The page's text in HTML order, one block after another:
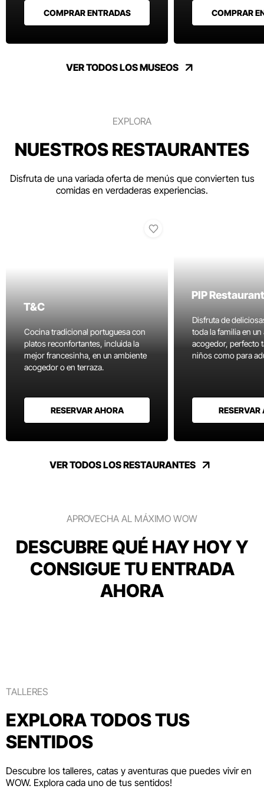
COMPRAR ENTRADAS COMPRAR
VER TODOS LOS MUSEOS
EXPLORA
NUESTROS RESTAURANTES
Disfruta de una variada oferta de menús que convierten tus
comidas en verdaderas experiencias.
T&C
Cocina tradicional portuguesa con
platos reconfortantes, incluida la
mejor francesinha, en un ambiente
acogedor o en terraza.
RESERVAR AHORA
PIP Restaurant
Disfruta de
toda la familia en
acogedor, perfecto
niños como para
RESERVAR
VER TODOS LOS RESTAURANTES
APROVECHA AL MÁXIMO WOW
DESCUBRE QUÉ HAY HOY Y
CONSIGUE TU ENTRADA
AHORA
TALLERES
EXPLORA TODOS TUS
SENTIDOS
Descubre los talleres, catas y aventuras que puedes vivir en
WOW. Explora cada uno de tus sentidos!